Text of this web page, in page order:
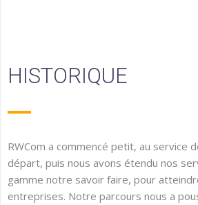
HISTORIQUE
RWCom a commencé petit, au service
départ, puis nous avons étendu nos
gamme notre savoir faire, pour
entreprises. Notre parcours nous a